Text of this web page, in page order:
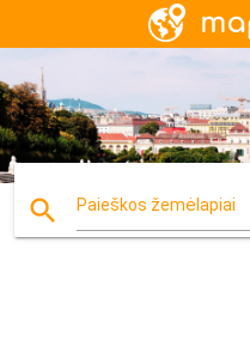
search Paieškos žemėlapiai